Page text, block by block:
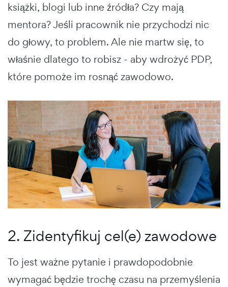
książki, blogi lub inne źródła? Czy mają
mentora? Jeśli pracownik nie przychodzi nic
do głowy, to problem. Ale nie martw się, to
właśnie dlatego to robisz - aby wdrożyć PDP,
które pomoże im rosnąć zawodowo.
2. Zidentyfikuj cel(e) zawodowe
To jest ważne pytanie i prawdopodobnie
wymagać będzie trochę czasu na przemyślenia